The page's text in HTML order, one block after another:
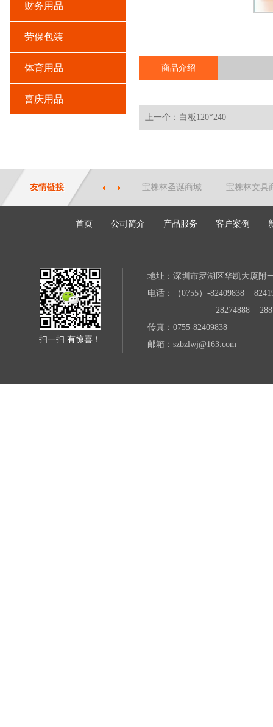
财务用品
劳保包装
体育用品
喜庆用品
商品介绍
上一个：白板120*240
友情链接 宝株林圣诞商城 宝株林文具
首页 公司简介 产品服务 客户案例
扫一扫 有惊喜！
地址：深圳市罗湖区华凯大厦附
电话：（0755）-82409838
28274888
传真：0755-82409838
邮箱：szbzlwj@163.com